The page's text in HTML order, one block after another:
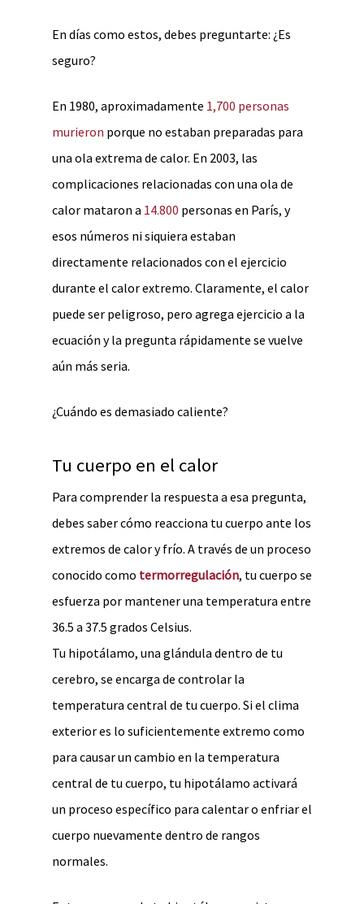
En días como estos, debes preguntarte: ¿Es
seguro?
En 1980, aproximadamente 1,700 personas
murieron porque no estaban preparadas para
una ola extrema de calor. En 2003, las
complicaciones relacionadas con una ola de
calor mataron a 14.800 personas en París, y
esos números ni siquiera estaban
directamente relacionados con el ejercicio
durante el calor extremo. Claramente, el calor
puede ser peligroso, pero agrega ejercicio a la
ecuación y la pregunta rápidamente se vuelve
aún más seria.
¿Cuándo es demasiado caliente?
Tu cuerpo en el calor
Para comprender la respuesta a esa pregunta,
debes saber cómo reacciona tu cuerpo ante los
extremos de calor y frío. A través de un proceso
conocido como termorregulación, tu cuerpo se
esfuerza por mantener una temperatura entre
36.5 a 37.5 grados Celsius.
Tu hipotálamo, una glándula dentro de tu
cerebro, se encarga de controlar la
temperatura central de tu cuerpo. Si el clima
exterior es lo suficientemente extremo como
para causar un cambio en la temperatura
central de tu cuerpo, tu hipotálamo activará
un proceso específico para calentar o enfriar el
cuerpo nuevamente dentro de rangos
normales.